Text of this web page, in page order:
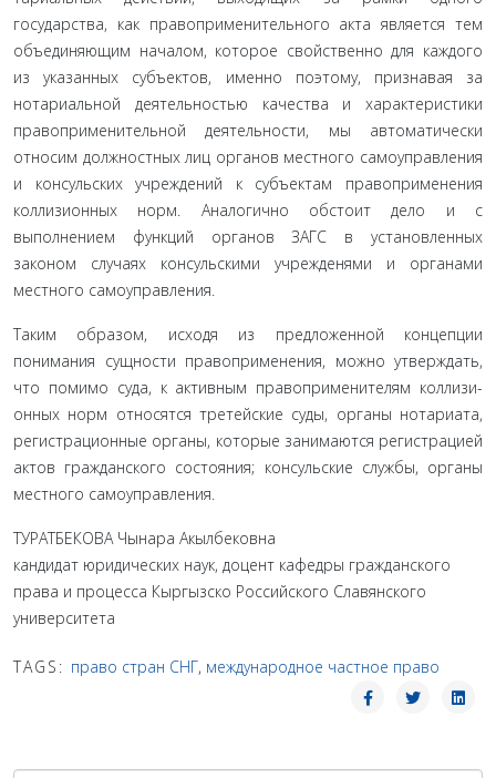
государства, как правоприменительного акта является тем
объединяющим началом, которое свойственно для каждого
из указанных субъек­тов, именно поэтому, признавая за
нотариальной деятельностью качества и характеристики
правоприменительной деятельности, мы автоматически
относим должностных лиц органов местного самоуправления
и консульских учреждений к субъектам право­применения
коллизионных норм. Аналогично обстоит дело и с
выполнением функций органов ЗАГС в установленных
законом случаях консульскими учрежденями и органами
местного само­управления.
Таким образом, исходя из предложенной концепции
понимания сущности правоприменения, можно утверждать,
что помимо суда, к активным правоприменителям коллизи­
онных норм относятся третейские суды, органы нотариата,
регистрационные органы, которые занимаются регистраци­ей
актов гражданского состояния; консульские службы, орга­ны
местного самоуправления.
ТУРАТБЕКОВА Чынара Акылбековна
кандидат юридических наук, доцент кафедры гражданского
права и процесса Кыргызско­ Российского Славянского
университета
TAGS: право стран СНГ, международное частное право